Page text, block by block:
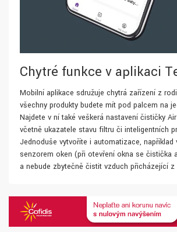
Chytré funkce v aplikaci
Mobilní aplikace sdružuje chytrá zařízení z
všechny produkty budete mít pod palcem na
Najdete v ní také veškerá nastavení čističky
včetně ukazatele stavu filtru či inteligentních
Jednoduše vytvoříte i automatizace, například
senzorem oken (při otevření okna se čistička
a nebude zbytečně čistit vzduch přicházející z